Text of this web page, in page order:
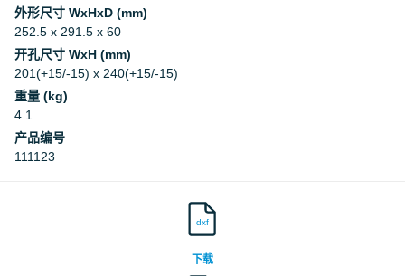
外形尺寸 WxHxD (mm)
252.5 x 291.5 x 60
开孔尺寸 WxH (mm)
201(+15/-15) x 240(+15/-15)
重量 (kg)
4.1
产品编号
111123
dxf
下载